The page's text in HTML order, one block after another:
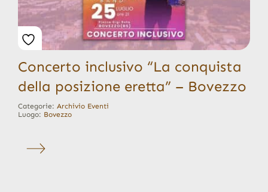
Concerto inclusivo “La conquista
della posizione eretta” – Bovezzo
Categorie: Archivio Eventi
Luogo: Bovezzo